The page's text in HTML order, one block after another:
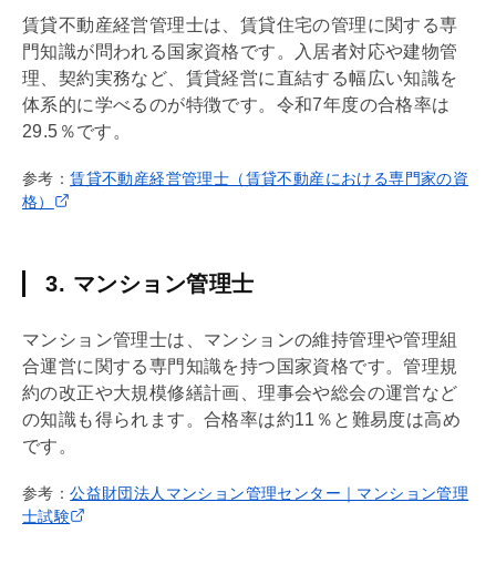
賃貸不動産経営管理士は、賃貸住宅の管理に関する専
門知識が問われる国家資格です。入居者対応や建物管
理、契約実務など、賃貸経営に直結する幅広い知識を
体系的に学べるのが特徴です。令和7年度の合格率は
29.5％です。
参考：賃貸不動産経営管理士（賃貸不動産における専門家の資
格）
3. マンション管理士
マンション管理士は、マンションの維持管理や管理組
合運営に関する専門知識を持つ国家資格です。管理規
約の改正や大規模修繕計画、理事会や総会の運営など
の知識も得られます。合格率は約11％と難易度は高め
です。
参考：公益財団法人マンション管理センター｜マンション管理
士試験